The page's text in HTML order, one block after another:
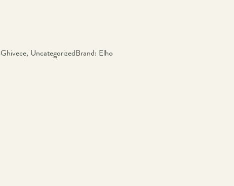
Ghivece, UncategorizedBrand: Elho